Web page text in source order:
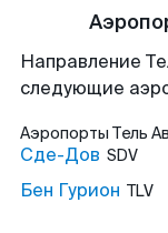
Направление
следующие
Аэропорты Тель
Сде-Дов SDV
Бен Гурион TLV